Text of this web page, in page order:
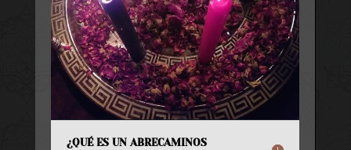
¿QUÉ ES UN ABRECAMINOS